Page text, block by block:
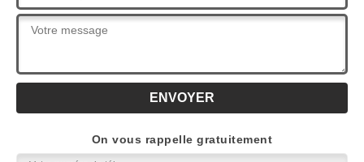
On vous rappelle gratuitement